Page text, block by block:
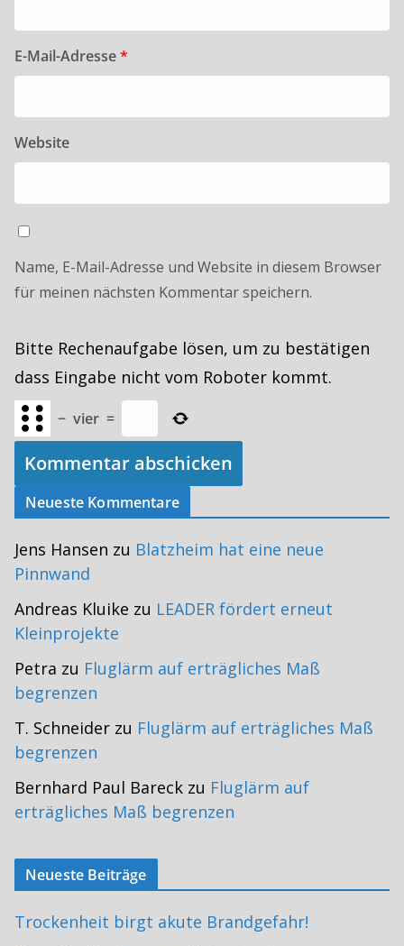
E-Mail-Adresse*
Website
Name, E-Mail-Adresse und Website in diesem Browser
für meinen nächsten Kommentar speichern.
Bitte Rechenaufgabe lösen, um zu bestätigen
dass Eingabe nicht vom Roboter kommt.
− vier =
Neueste Kommentare
Jens Hansen zu Blatzheim hat eine neue
Pinnwand
Andreas Kluike zu LEADER fördert erneut
Kleinprojekte
Petra zu Fluglärm auf erträgliches Maß
begrenzen
T. Schneider zu Fluglärm auf erträgliches Maß
begrenzen
Bernhard Paul Bareck zu Fluglärm auf
erträgliches Maß begrenzen
Neueste Beiträge
Trockenheit birgt akute Brandgefahr!